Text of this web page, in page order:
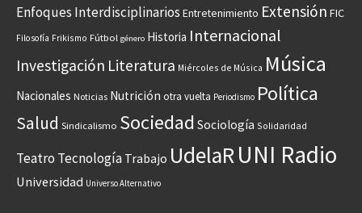
Enfoques Interdisciplinarios Entretenimiento Extensión FIC
Filosofía Frikismo Fútbol género Historia Internacional
Investigación Literatura Miércoles de Música Música
Nacionales Noticias Nutrición otra vuelta Periodismo Política
Salud Sindicalismo Sociedad Sociología Solidaridad
Teatro Tecnología Trabajo UdelaR UNI Radio
Universidad Universo Alternativo